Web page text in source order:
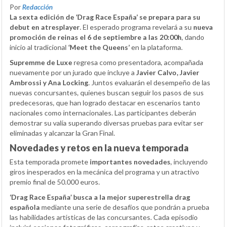
PorRedacción
La sexta edición de ‘Drag Race España’ se prepara para su
debut en atresplayer. El esperado programa revelará a su nueva
promoción de reinas el 6 de septiembre a las 20:00h, dando
inicio al tradicional ‘Meet the Queens’en la plataforma.
Supremme de Luxeregresa como presentadora, acompañada
nuevamente por un jurado que incluye a Javier Calvo, Javier
Ambrossi y Ana Locking. Juntos evaluarán el desempeño de las
nuevas concursantes, quienes buscan seguir los pasos de sus
predecesoras, que han logrado destacar en escenarios tanto
nacionales como internacionales. Las participantes deberán
demostrar su valía superando diversas pruebas para evitar ser
eliminadas y alcanzar la Gran Final.
Novedades y retos en la nueva temporada
Esta temporada promete importantes novedades, incluyendo
giros inesperados en la mecánica del programa y un atractivo
premio final de 50.000 euros.
‘Drag Race España’ busca a la mejor superestrella drag
española mediante una serie de desafíos que pondrán a prueba
las habilidades artísticas de las concursantes. Cada episodio